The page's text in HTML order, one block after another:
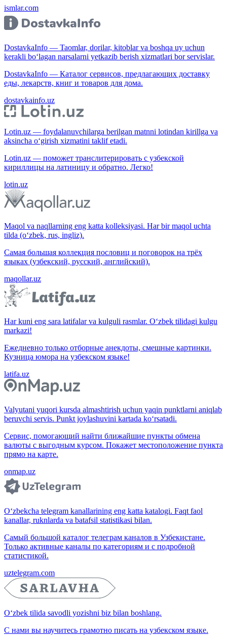
ismlar.com
DostavkaInfo — Taomlar, dorilar, kitoblar va boshqa uy uchun
kerakli bo‘lagan narsalarni yetkazib berish xizmatlari bor servislar.
DostavkaInfo — Каталог сервисов, предлагающих доставку
еды, лекарств, книг и товаров для дома.
dostavkainfo.uz
Lotin.uz — foydalanuvchilarga berilgan matnni lotindan kirillga va
aksincha o‘girish xizmatini taklif etadi.
Lotin.uz — поможет транслитерировать с узбекской
кириллицы на латиницу и обратно. Легко!
lotin.uz
Maqol va naqllarning eng katta kolleksiyasi. Har bir maqol uchta
tilda (o‘zbek, rus, ingliz).
Самая большая коллекция пословиц и поговорок на трёх
языках (узбекский, русский, английский).
maqollar.uz
Har kuni eng sara latifalar va kulguli rasmlar. O‘zbek tilidagi kulgu
markazi!
Ежедневно только отборные анекдоты, смешные картинки.
Кузница юмора на узбекском языке!
latifa.uz
Valyutani yuqori kursda almashtirish uchun yaqin punktlarni aniqlab
beruvchi servis. Punkt joylashuvini kartada ko‘rsatadi.
Сервис, помогающий найти ближайшие пункты обмена
валюты с выгодным курсом. Покажет местоположение пункта
прямо на карте.
onmap.uz
O‘zbekcha telegram kanallarining eng katta katalogi. Faqt faol
kanallar, ruknlarda va batafsil statistikasi bilan.
Самый большой каталог телеграм каналов в Узбекистане.
Только активные каналы по категориям и с подробной
статистикой.
uztelegram.com
O‘zbek tilida savodli yozishni biz bilan boshlang.
С нами вы научитесь грамотно писать на узбекском языке.